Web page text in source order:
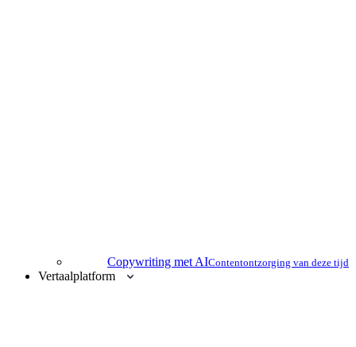
Copywriting met AIContentontzorging van deze tijd
Vertaalplatform